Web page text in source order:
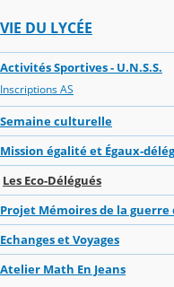
VIE DU LYCÉE
Activités Sportives - U.N.S.S.
Inscriptions AS
Semaine culturelle
Mission égalité et Égaux-
Les Eco-Délégués
Projet Mémoires de la guerre
Echanges et Voyages
Atelier Math En Jeans